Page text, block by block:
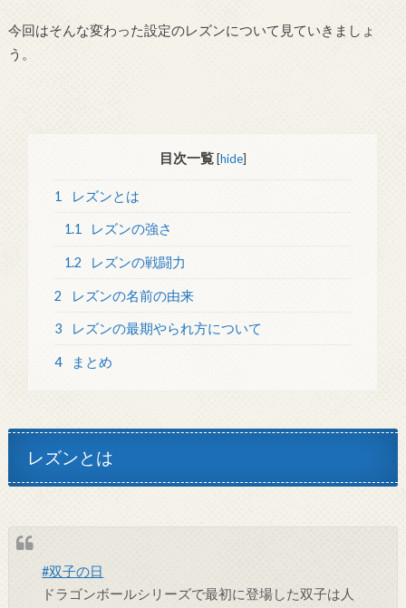
今回はそんな変わった設定のレズンについて見ていきましょ
う。
目次一覧 [hide]
1 レズンとは
1.1 レズンの強さ
1.2 レズンの戦闘力
2 レズンの名前の由来
3 レズンの最期やられ方について
4 まとめ
レズンとは
#双子の日
ドラゴンボールシリーズで最初に登場した双子は人